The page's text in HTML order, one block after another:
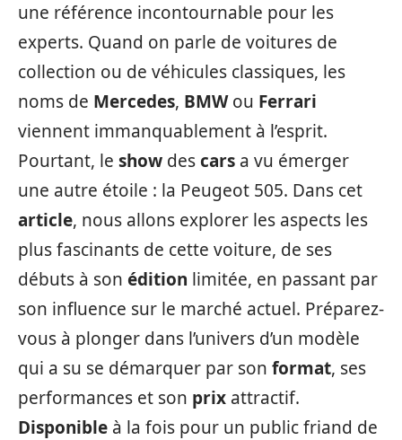
une référence incontournable pour les
experts. Quand on parle de voitures de
collection ou de véhicules classiques, les
noms de Mercedes, BMWou Ferrari
viennent immanquablement à l’esprit.
Pourtant, le show descars a vu émerger
une autre étoile : la Peugeot 505. Dans cet
article, nous allons explorer les aspects les
plus fascinants de cette voiture, de ses
débuts à son édition limitée, en passant par
son influence sur le marché actuel. Préparez-
vous à plonger dans l’univers d’un modèle
qui a su se démarquer par son format, ses
performances et son prix attractif.
Disponible à la fois pour un public friand de